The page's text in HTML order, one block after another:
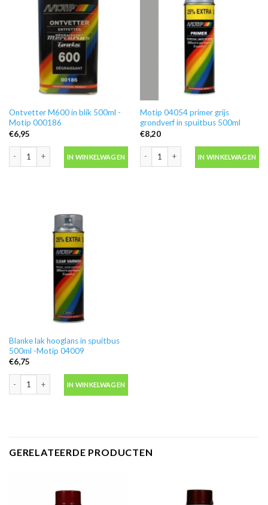
Ontvetter M600 in blik 500ml -
Motip 000186
€6,95
IN WINKELWAGEN
Motip 04054 primer grijs
grondverf in spuitbus 500ml
€8,20
IN WINKELWAGEN
Blanke lak hooglans in spuitbus
500ml -Motip 04009
€6,75
Blanke lak hooglans in spuitbus 500ml -Motip 04009 aantal
IN WINKELWAGEN
GERELATEERDE PRODUCTEN